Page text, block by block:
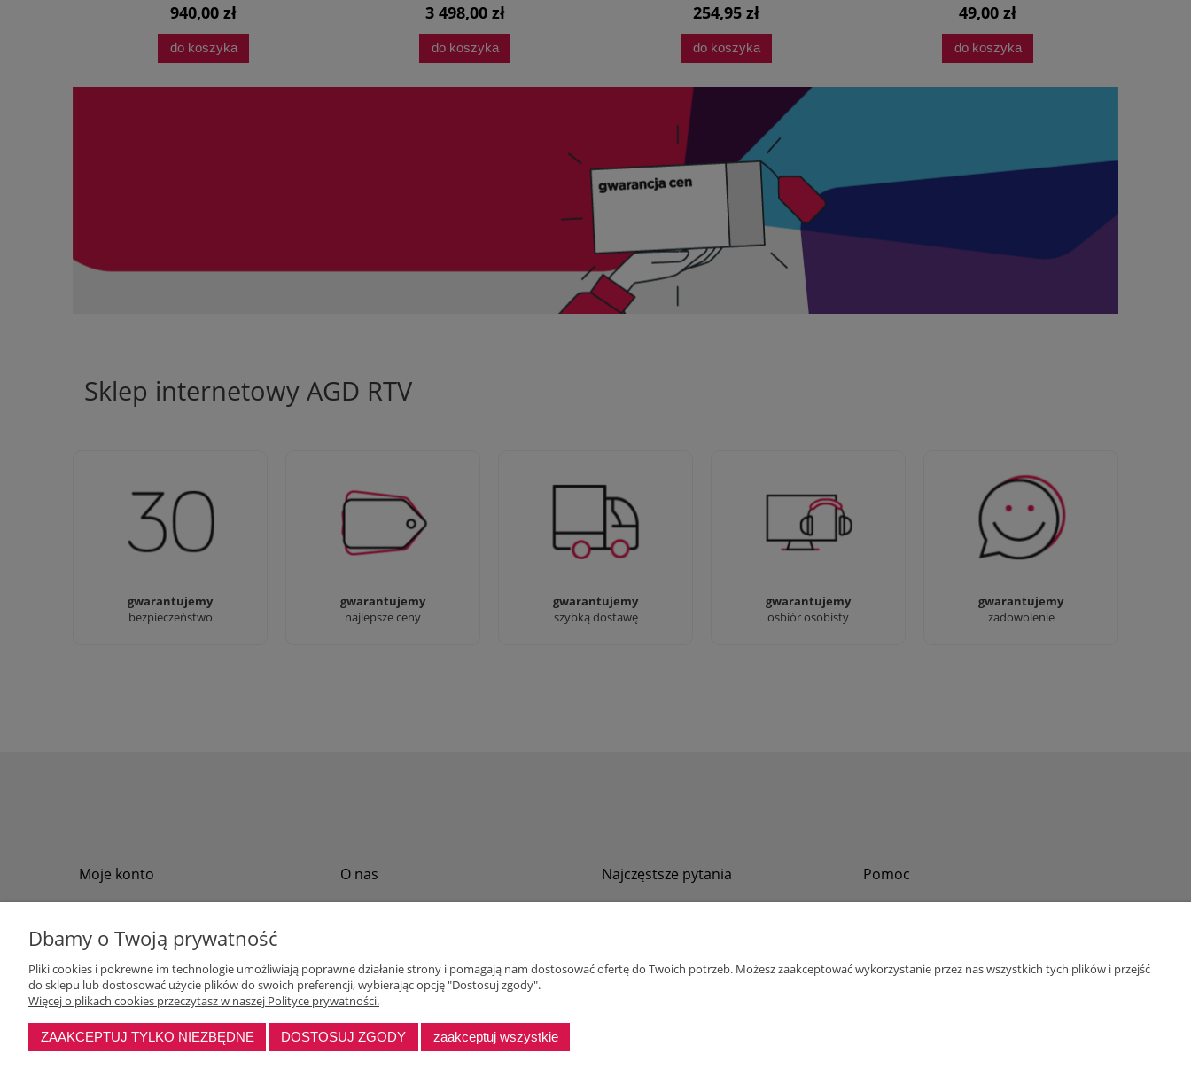
940,00 zł
do koszyka
3 498,00 zł
do koszyka
254,95 zł
do koszyka
49,00 zł
do koszyka
Sklep internetowy AGD RTV
gwarantujemy
bezpieczeństwo
Jesteśmy firmą z 30-letnim
doświadczeniem
gwarantujemy
najlepsze ceny
Ciężko pracujemy aby zapewnić
najlepsze oferty
gwarantujemy
szybką dostawę
90% dostaw następnego dnia,
bez dopłat!
gwarantujemy
osbiór osobisty
Jesteśmy prawdziwi :) możesz
przyjść i zobaczyć nasze sklepy
gwarantujemy
zadowolenie
Sprawdź nasze 100%
zadowolenia Klientów
Moje konto
Przechowalnia
Ustawienia konta
O nas
Polityka prywatności
Program lojalnościowy dla firm
Najczęstsze pytania Pomoc
bok@abinvest.info
Dbamy o Twoją prywatność
Pliki cookies i pokrewne im technologie umożliwiają poprawne działanie strony i pomagają nam dostosować ofertę do Twoich potrzeb. Możesz zaakceptować wykorzystanie przez nas wszystkich tych plików i przejść
do sklepu lub dostosować użycie plików do swoich preferencji, wybierając opcję "Dostosuj zgody".
Więcej o plikach cookies przeczytasz w naszej Polityce prywatności.
ZAAKCEPTUJ TYLKO NIEZBĘDNE DOSTOSUJ ZGODY zaakceptuj wszystkie